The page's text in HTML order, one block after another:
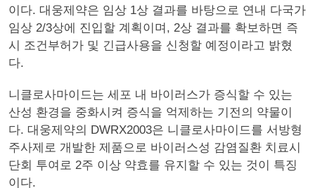
이다. 대웅제약은 임상 1상 결과를 바탕으로 연내 다국가
임상 2/3상에 진입할 계획이며, 2상 결과를 확보하면 즉
시 조건부허가 및 긴급사용을 신청할 예정이라고 밝혔
다.
니클로사마이드는 세포 내 바이러스가 증식할 수 있는
산성 환경을 중화시켜 증식을 억제하는 기전의 약물이
다. 대웅제약의 DWRX2003은 니클로사마이드를 서방형
주사제로 개발한 제품으로 바이러스성 감염질환 치료시
단회 투여로 2주 이상 약효를 유지할 수 있는 것이 특징
이다.